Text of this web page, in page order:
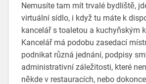
Nemusíte tam mít trvalé bydliště,
virtuální sídlo, i když tu máte k
kancelář s toaletou a kuchyňským
Kancelář má podobu zasedací
podnikat různá jednání, podpisy
administrativní záležitosti, které
někde v restauracích, nebo